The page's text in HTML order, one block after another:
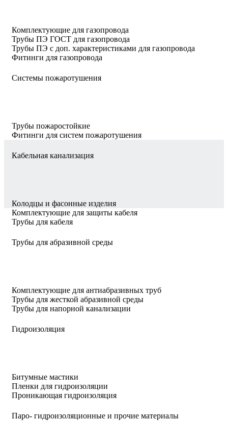
Комплектующие для газопровода
Трубы ПЭ ГОСТ для газопровода
Трубы ПЭ с доп. характеристиками для газопровода
Фитинги для газопровода
Системы пожаротушения
Трубы пожаростойкие
Фитинги для систем пожаротушения
Кабельная канализация
Колодцы и фасонные изделия
Комплектующие для защиты кабеля
Трубы для кабеля
Трубы для абразивной среды
Комплектующие для антиабразивных труб
Трубы для жесткой абразивной среды
Трубы для напорной канализации
Гидроизоляция
Битумные мастики
Пленки для гидроизоляции
Проникающая гидроизоляция
Паро- гидроизоляционные и прочие материалы